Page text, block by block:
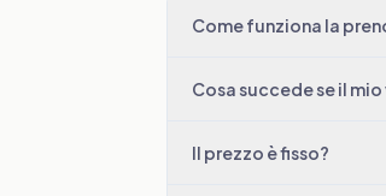
Come funziona la
Cosa succede se il
Il prezzo è fisso?